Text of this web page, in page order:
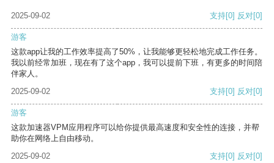
2025-09-02 支持[0] 反对[0]
游客
这款app让我的工作效率提高了50%，让我能够更轻松地完成工作任务。
我以前经常加班，现在有了这个app，我可以提前下班，有更多的时间陪
伴家人。
2025-09-02
支持[0] 反对[0]
游客
这款加速器VPM应用程序可以给你提供最高速度和安全性的连接，并帮
助你在网络上自由移动。
2025-09-02
支持[0] 反对[0]